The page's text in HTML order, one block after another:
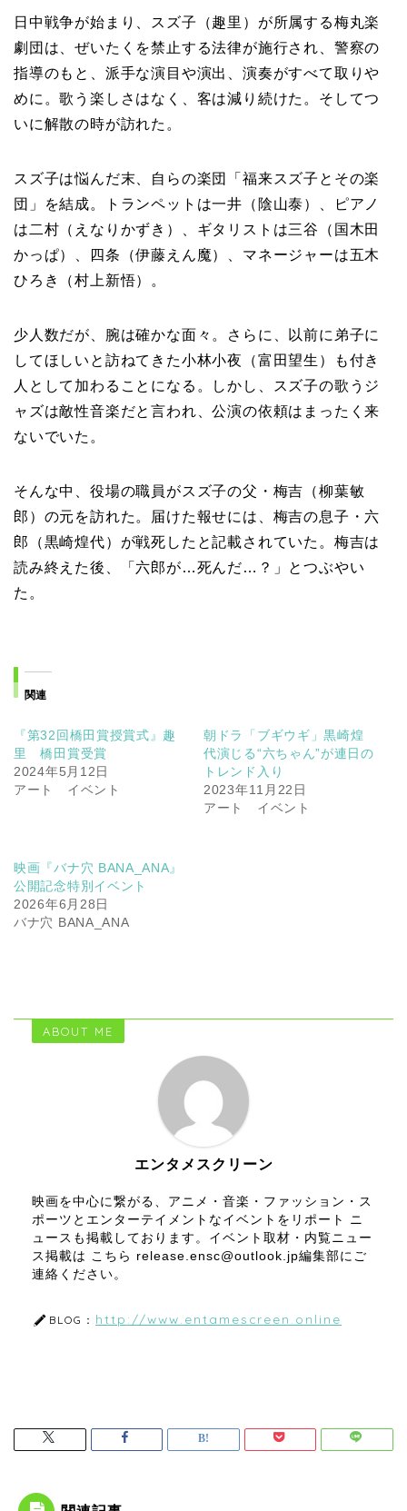
日中戦争が始まり、スズ子（趣里）が所属する梅丸楽
劇団は、ぜいたくを禁止する法律が施行され、警察の
指導のもと、派手な演目や演出、演奏がすべて取りや
めに。歌う楽しさはなく、客は減り続けた。そしてつ
いに解散の時が訪れた。
スズ子は悩んだ末、自らの楽団「福来スズ子とその楽
団」を結成。トランペットは一井（陰山泰）、ピアノ
は二村（えなりかずき）、ギタリストは三谷（国木田
かっぱ）、四条（伊藤えん魔）、マネージャーは五木
ひろき（村上新悟）。
少人数だが、腕は確かな面々。さらに、以前に弟子に
してほしいと訪ねてきた小林小夜（富田望生）も付き
人として加わることになる。しかし、スズ子の歌うジ
ャズは敵性音楽だと言われ、公演の依頼はまったく来
ないでいた。
そんな中、役場の職員がスズ子の父・梅吉（柳葉敏
郎）の元を訪れた。届けた報せには、梅吉の息子・六
郎（黒崎煌代）が戦死したと記載されていた。梅吉は
読み終えた後、「六郎が…死んだ…？」とつぶやい
た。
関連
『第32回橋田賞授賞式』趣
里 橋田賞受賞
2024年5月12日
アート イベント
朝ドラ「ブギウギ」黒崎煌
代演じる“六ちゃん”が連日の
トレンド入り
2023年11月22日
アート イベント
映画『バナ穴 BANA_ANA』
公開記念特別イベント
2026年6月28日
バナ穴 BANA_ANA
ABOUT ME
エンタメスクリーン
映画を中心に繋がる、アニメ・音楽・ファッション・ス
ポーツとエンターテイメントなイベントをリポート ニ
ュースも掲載しております。イベント取材・内覧ニュー
ス掲載は こちら release.ensc@outlook.jp編集部にご
連絡ください。
BLOG： http://www.entamescreen.online